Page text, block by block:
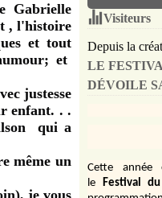
Gabrielle
, l'histoire
et tout
et
justesse
enfant. . .
qui a
même un
je vous
Visiteurs
Depuis la
LE
DÉVOILE
Cette année
le Festival